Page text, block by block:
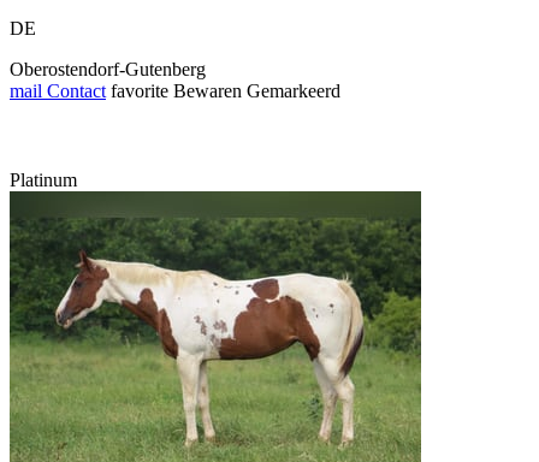
DE
Oberostendorf-Gutenberg
mail Contact favorite Bewaren Gemarkeerd
Platinum